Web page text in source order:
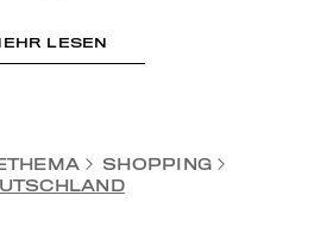
LESEN
SHOPPING